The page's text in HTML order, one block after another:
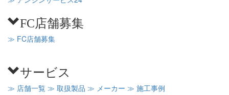
FC店舗募集
≫ FC店舗募集
サービス
≫ 店舗一覧 ≫ 取扱製品 ≫ メーカー ≫ 施工事例